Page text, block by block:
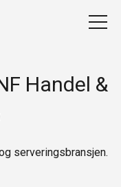
Handel &
serveringsbransjen.